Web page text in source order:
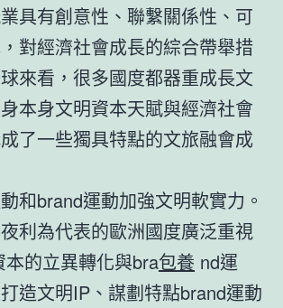
具有創意性、聯繫關係性、可
對經濟社會成長的綜合帶舉措
來看，很多國度都器重成長文
本身文明資本天賦與經濟社會
了一些獨具特點的文旅融會成
和brand運動加強文明軟實力。
利為代表的歐洲國度廣泛重視
本的立異轉化與bra包養 nd運
造文明IP、謀劃特點brand運動